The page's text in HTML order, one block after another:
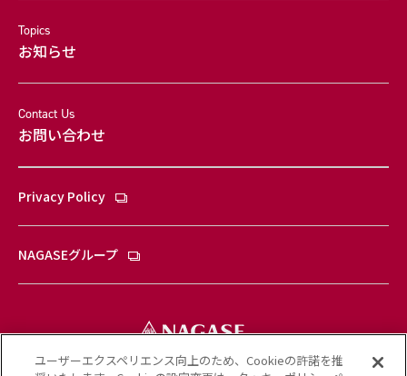
Topics
お知らせ
Contact Us
お問い合わせ
Privacy Policy
NAGASEグループ
© Nagase & Co., Ltd. All rights reserved
ユーザーエクスペリエンス向上のため、Cookieの許諾を推